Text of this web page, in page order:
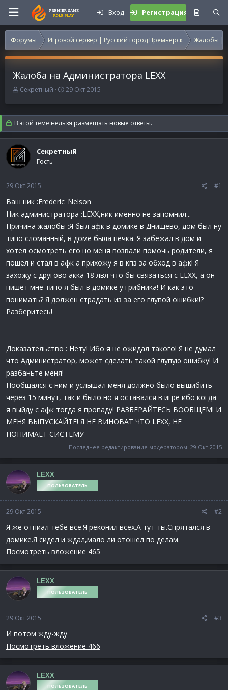
Вход Регистрация
Форумы Игровой сервер | Русский город Премьерск Жалобы |
Жалоба на Администратора LEXX
А
т
о
р
т
е
м
ы
Секретный
Д
т
а
н
а
а
29 Окт 2015
В этой теме нельзя размещать новые ответы.
Секретный
Гость
29 Окт 2015 #1
Ваш ник :Frederic_Nelson
Ник администратора :LEXX,ник именно не запомнил...
Причина жалобы :Я был афк в домике в Днищево, дом был ну
типо сломанный, в доме была печка. Я забежал в дом и
хотел осмотреть его но меня позвали помочь родители, я
пошел и стал в афк а прихожу я в кпз за обход в афк! Я
захожу с другово акка 18 лвл что бы связаться с LEXX, а он
пишет мне типо я был в домике у грибника! И как это
понимать? Я должен страдать из за его глупой ошибки!?
Разберитесь!
Доказательство : Нету! Ибо я не ожидал такого! Я не думал
что Администратор, может сделать такой глупую ошибку! И
разбаньте меня!
Пообщался с ним и услышал меня должно было вышибить
через 15 минут, так и было но я оставался в игре ибо когда
я выйду с афк тогда я пропаду! РАЗБЕРАЙТЕСЬ ВООБЩЕМ! И
МЕНЯ ВЫПУСКАЙТЕ! Я НЕ ВИНОВАТ ЧТО LEXX, НЕ
ПОНИМАЕТ СИСТЕМУ
Последнее редактирование модератором: 29 Окт 2015
LEXX
ПОЛЬЗОВАТЕЛЬ
29 Окт 2015 #2
Я же отпиал тебе все.Я реконил всех.А тут ты.Спрятался в
домике.Я сидел и ждал,мало ли отошел по делам.
Посмотреть вложение 465
LEXX
ПОЛЬЗОВАТЕЛЬ
29 Окт 2015 #3
И потом жду-жду
Посмотреть вложение 466
LEXX
ПОЛЬЗОВАТЕЛЬ